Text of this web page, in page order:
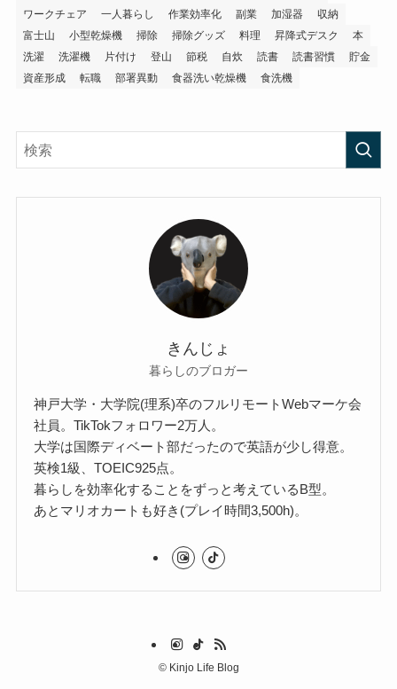
ワークチェア
一人暮らし 作業効率化 副業 加湿器
収納
富士山
小型乾燥機 掃除 掃除グッズ 料理 昇降式デスク
本
洗濯
洗濯機 片付け 登山 節税 自炊 読書 読書習慣
貯金
資産形成
転職 部署異動 食器洗い乾燥機 食洗機
きんじょ
暮らしのブロガー
神戸大学・大学院(理系)卒のフルリモートWebマーケ会
社員。TikTokフォロワー2万人。
大学は国際ディベート部だったので英語が少し得意。
英検1級、TOEIC925点。
暮らしを効率化することをずっと考えているB型。
あとマリオカートも好き(プレイ時間3,500h)。
©Kinjo Life Blog